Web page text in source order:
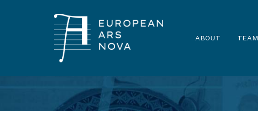
ABOUT TEAM